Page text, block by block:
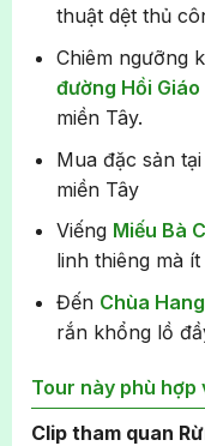
thuật dệt thủ
Chiêm ngưỡng
đường Hồi Giáo
miền Tây.
Mua đặc sản tại
miền Tây
Viếng Miếu Bà
linh thiêng mà
Đến Chùa Hang
rắn khổng lồ
Tour này phù hợp
Du khách yêu
Clip tham quan